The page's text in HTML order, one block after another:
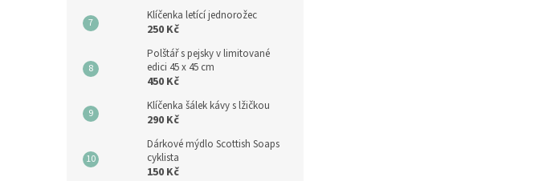
Klíčenka letící jednorožec
250 Kč
Polštář s pejsky v limitované
edici 45 x 45 cm
450 Kč
Klíčenka šálek kávy s lžičkou
290 Kč
Dárkové mýdlo Scottish Soaps
cyklista
150 Kč